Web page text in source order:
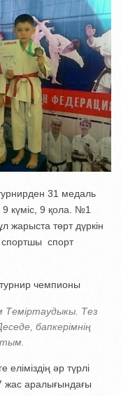
31 медаль
күміс, 9 қола. №1
жарыста төрт дүркін
спортшы спорт
чемпионы
Теміртаудыкы. Тез
бапкерімнің
әр түрлі
жас аралығындағы